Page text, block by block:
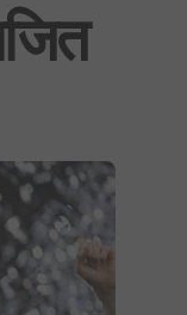
स्थानीय तहमा आजैदेखि
विवाद: